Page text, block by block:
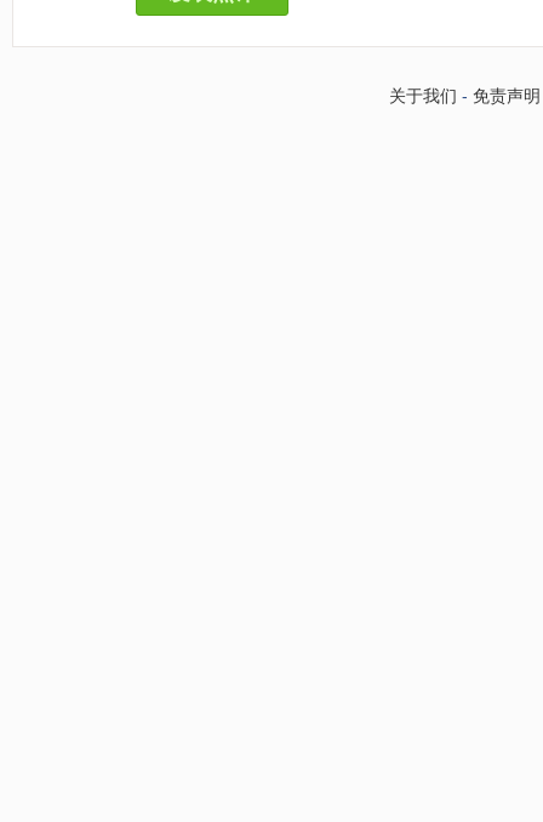
关于我们 - 免责声明